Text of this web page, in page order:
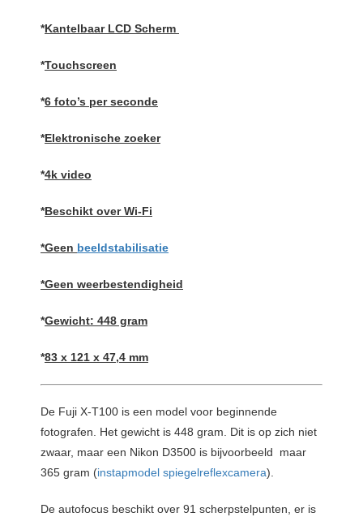
*Kantelbaar LCD Scherm
*Touchscreen
*6 foto’s per seconde
*Elektronische zoeker
*4k video
*Beschikt over Wi-Fi
*Geen beeldstabilisatie
*Geen weerbestendigheid
*Gewicht: 448 gram
*83 x 121 x 47,4 mm
De Fuji X-T100 is een model voor beginnende
fotografen. Het gewicht is 448 gram. Dit is op zich niet
zwaar, maar een Nikon D3500 is bijvoorbeeld maar
365 gram (instapmodel spiegelreflexcamera).
De autofocus beschikt over 91 scherpstelpunten, er is